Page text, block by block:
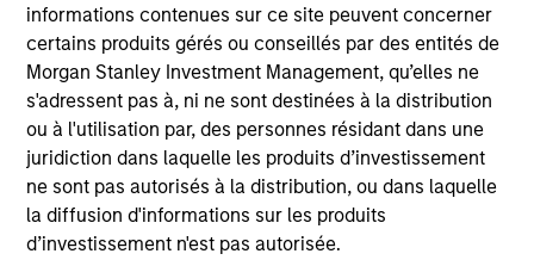
informations contenues sur ce site peuvent concerner
certains produits gérés ou conseillés par des entités de
Morgan Stanley Investment Management, qu’elles ne
s'adressent pas à, ni ne sont destinées à la distribution
ou à l'utilisation par, des personnes résidant dans une
juridiction dans laquelle les produits d’investissement
ne sont pas autorisés à la distribution, ou dans laquelle
la diffusion d'informations sur les produits
d’investissement n'est pas autorisée.
the customer experience, has enabled RowCal to
emerge as a leading and trusted provider in the
space since inception in 2018.
View Current Employment Opportunities
View Site
Board Membership
Adam Shaw,Patrick Whitehead,